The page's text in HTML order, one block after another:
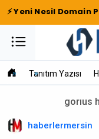
⚡ Yeni Nesil Domain
Tanıtım Yazısı
gorıus
haberlermersin